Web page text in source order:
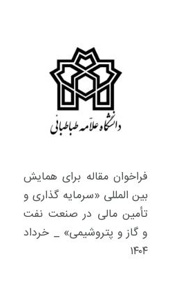
فراخوان مقاله برای همایش
بین المللی «سرمایه گذاری و
تأمین مالی در صنعت نفت
و گاز و پتروشیمی» _ خرداد
۱۴۰۴